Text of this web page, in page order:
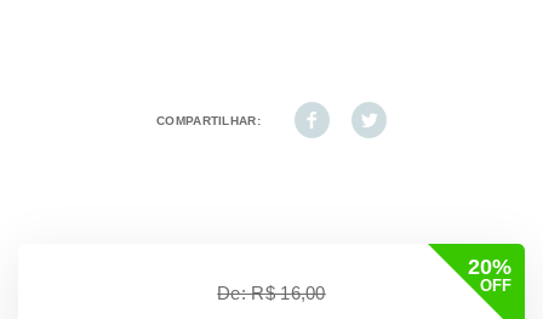
COMPARTILHAR:
20%
OFF
De: R$ 16,00